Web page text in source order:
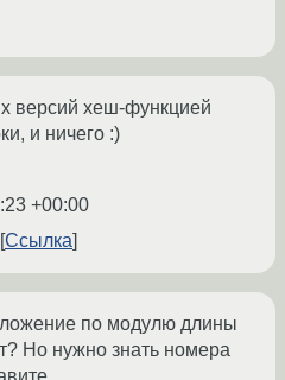
версий хеш-функцией
и ничего :)
+00:00
Ссылка
по модулю длины
Но нужно знать номера